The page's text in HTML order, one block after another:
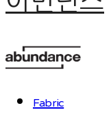
Fabric